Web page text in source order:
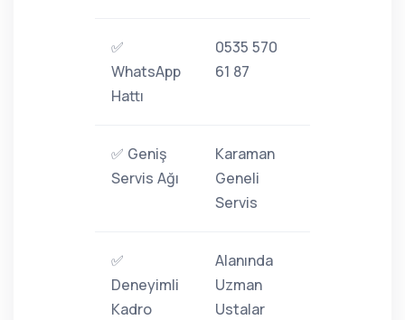
✅
WhatsApp
Hattı
0535 570
61 87
✅ Geniş
Servis Ağı
Karaman
Geneli
Servis
✅
Deneyimli
Kadro
Alanında
Uzman
Ustalar